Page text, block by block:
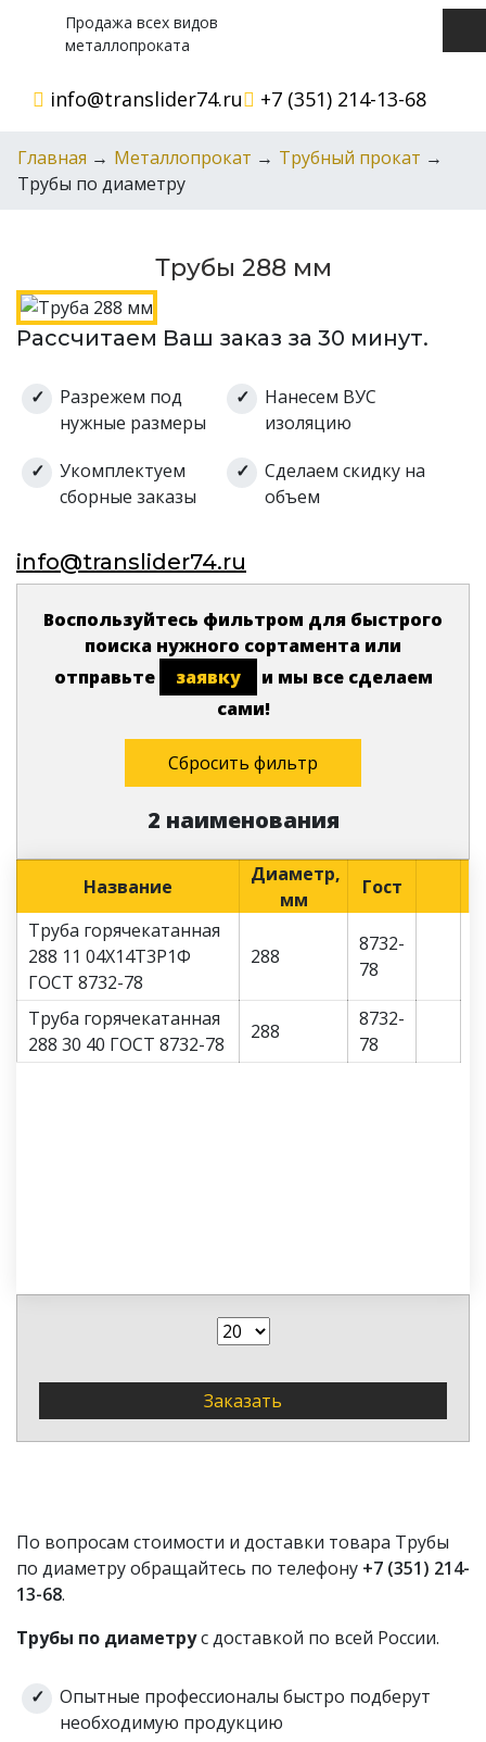
Продажа всех видов
металлопроката
info@translider74.ru +7 (351) 214-13-68
Главная → Металлопрокат → Трубный прокат →
Трубы по диаметру
Трубы 288 мм
Рассчитаем Ваш заказ за 30 минут.
Разрежем под
нужные размеры
Нанесем ВУС
изоляцию
Укомплектуем
сборные заказы
Сделаем скидку на
объем
info@translider74.ru
Воспользуйтесь фильтром для быстрого
поиска нужного сортамента или
отправьте
заявку
и мы все сделаем
сами!
Сбросить фильтр
2 наименования
Название
Диаметр,
мм
Гост
Труба горячекатанная
288 11 04Х14Т3Р1Ф
ГОСТ 8732-78
288
8732-
78
Труба горячекатанная
288 30 40 ГОСТ 8732-78
288
8732-
78
Заказать
По вопросам стоимости и доставки товара Трубы
по диаметру обращайтесь по телефону +7 (351) 214-
13-68.
Трубы по диаметрус доставкой по всей России.
Опытные профессионалы быстро подберут
необходимую продукцию